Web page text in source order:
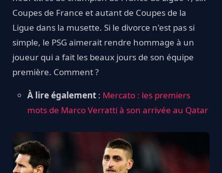
Coupes de France et autant de Coupes de la
Ligue dans la musette. Si le divorce n'est pas si
simple, le PSG aimerait rendre hommage à un
joueur qui a fait les beaux jours de son équipe
première. Comment ?
À lire également : Mercato : les premiers
mots de Marco Verratti à son arrivée au Qatar